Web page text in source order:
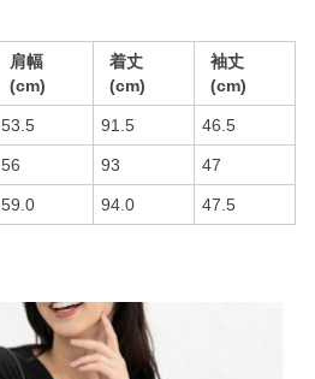
肩幅
(cm)
着丈
(cm)
袖丈
(cm)
53.5 91.5 46.5
56 93 47
59.0 94.0 47.5